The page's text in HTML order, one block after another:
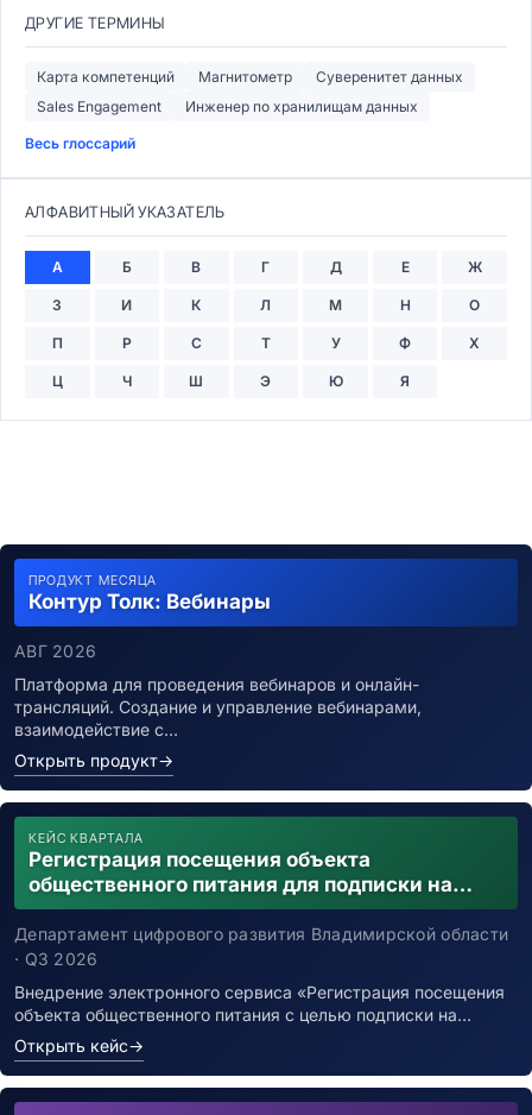
ДРУГИЕ ТЕРМИНЫ
Карта компетенций Магнитометр
Суверенитет данных
Sales Engagement
Инженер по хранилищам данных
Весь глоссарий
АЛФАВИТНЫЙ УКАЗАТЕЛЬ
А Б В Г Д Е Ж
З И К Л М Н О
П Р С Т У Ф Х
Ц Ч Ш Э Ю Я
ПРОДУКТ МЕСЯЦА
Контур Толк: Вебинары
АВГ 2026
Платформа для проведения вебинаров и онлайн-
трансляций. Создание и управление вебинарами,
взаимодействие с…
Открыть продукт→
КЕЙС КВАРТАЛА
Регистрация посещения объекта
общественного питания для подписки на
уведомления о возможном контакте с
заболевшим новой коронавирусной
инфекцией
Департамент цифрового развития Владимирской области
· Q3 2026
Внедрение электронного сервиса «Регистрация посещения
объекта общественного питания с целью подписки на…
Открыть кейс→